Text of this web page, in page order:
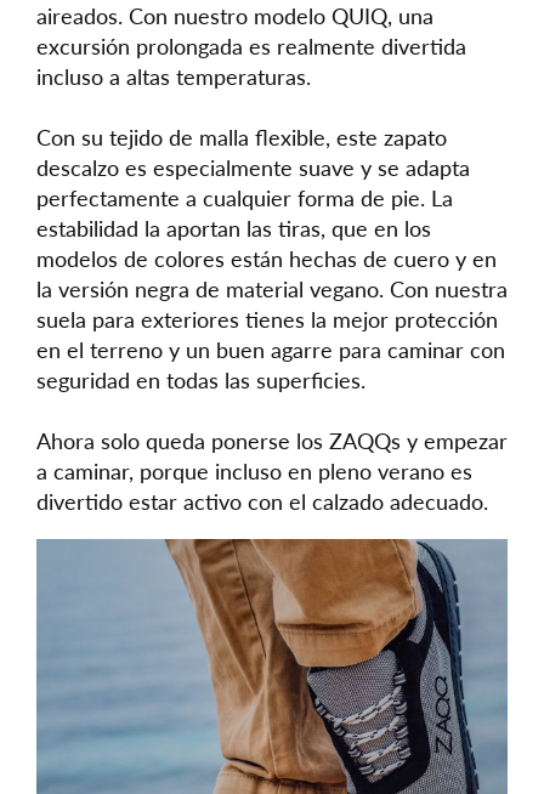
aireados. Con nuestro modelo QUIQ, una
excursión prolongada es realmente divertida
incluso a altas temperaturas.
Con su tejido de malla flexible, este zapato
descalzo es especialmente suave y se adapta
perfectamente a cualquier forma de pie. La
estabilidad la aportan las tiras, que en los
modelos de colores están hechas de cuero y en
la versión negra de material vegano. Con nuestra
suela para exteriores tienes la mejor protección
en el terreno y un buen agarre para caminar con
seguridad en todas las superficies.
Ahora solo queda ponerse los ZAQQs y empezar
a caminar, porque incluso en pleno verano es
divertido estar activo con el calzado adecuado.